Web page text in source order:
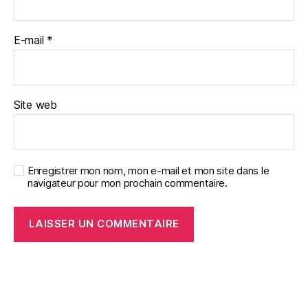
E-mail *
Site web
Enregistrer mon nom, mon e-mail et mon site dans le
navigateur pour mon prochain commentaire.